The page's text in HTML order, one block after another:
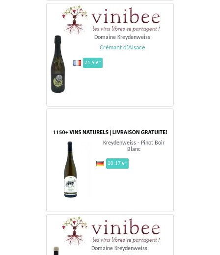
Domaine Kreydenweiss
Crémant d'Alsace
21.9 €*
Kreydenweiss - Pinot Boir
Blanc
20.17 €*
Domaine Kreydenweiss